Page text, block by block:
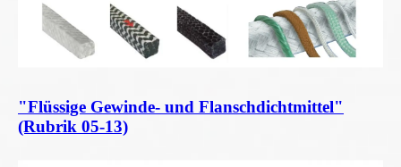
"Flüssige Gewinde- und Flanschdichtmittel"
(Rubrik 05-13)